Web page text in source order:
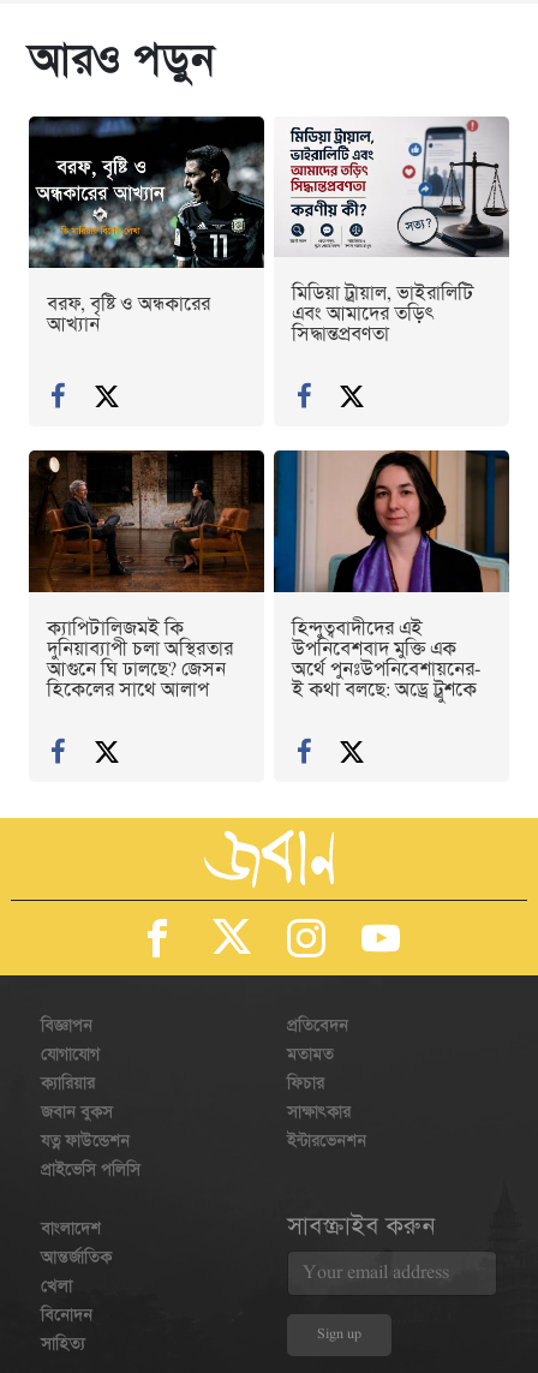
আরও পড়ুন
বরফ, বৃষ্টি ও অন্ধকারের
আখ্যান
মিডিয়া ট্রায়াল, ভাইরালিটি
এবং আমাদের তড়িৎ
সিদ্ধান্তপ্রবণতা
ক্যাপিটালিজমই কি
দুনিয়াব্যাপী চলা অস্থিরতার
আগুনে ঘি ঢালছে? জেসন
হিকেলের সাথে আলাপ
হিন্দুত্ববাদীদের এই
উপনিবেশবাদ মুক্তি এক
অর্থে পুনঃউপনিবেশায়নের-
ই কথা বলছে: অড্রে ট্রুশকে
বিজ্ঞাপন
যোগাযোগ
ক্যারিয়ার
জবান বুকস
যত্ন ফাউন্ডেশন
প্রাইভেসি পলিসি
প্রতিবেদন
মতামত
ফিচার
সাক্ষাৎকার
ইন্টারভেনশন
বাংলাদেশ
আন্তর্জাতিক
খেলা
বিনোদন
সাহিত্য
সাবস্ক্রাইব করুন